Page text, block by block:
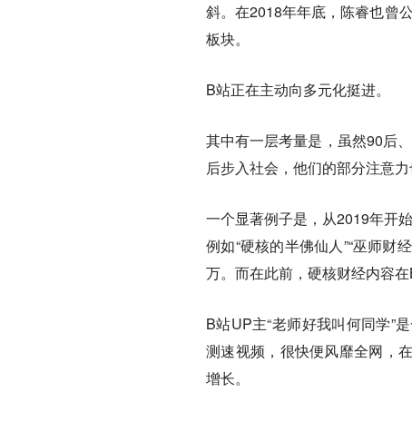
斜。在2018年年底，陈睿也曾
板块。
B站正在主动向多元化挺进。
其中有一层考量是，虽然90后
后步入社会，他们的部分注意
一个显著例子是，从2019年开
例如“硬核的半佛仙人”“巫师财
万。而在此前，硬核财经内容在
B站UP主“老师好我叫何同学”
测速视频，很快便风靡全网，
增长。